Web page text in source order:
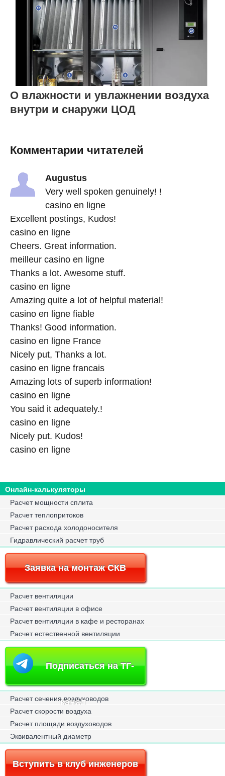
О влажности и увлажнении воздуха
внутри и снаружи ЦОД
Комментарии читателей
Augustus
Very well spoken genuinely! !
casino en ligne
Excellent postings, Kudos!
casino en ligne
Cheers. Great information.
meilleur casino en ligne
Thanks a lot. Awesome stuff.
casino en ligne
Amazing quite a lot of helpful material!
casino en ligne fiable
Thanks! Good information.
casino en ligne France
Nicely put, Thanks a lot.
casino en ligne francais
Amazing lots of superb information!
casino en ligne
You said it adequately.!
casino en ligne
Nicely put. Kudos!
casino en ligne
Онлайн-калькуляторы
Расчет мощности сплита
Расчет теплопритоков
Расчет расхода холодоносителя
Гидравлический расчет труб
Заявка на монтаж СКВ
Расчет вентиляции
Расчет вентиляции в офисе
Расчет вентиляции в кафе и ресторанах
Расчет естественной вентиляции
Подписаться на ТГ-
канал
Расчет сечения воздуховодов
Расчет скорости воздуха
Расчет площади воздуховодов
Эквивалентный диаметр
Вступить в клуб инженеров